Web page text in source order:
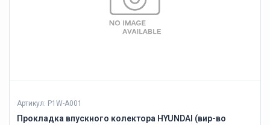
Артикул: P1W-A001
Прокладка впускного колектора HYUNDAI (вир-во